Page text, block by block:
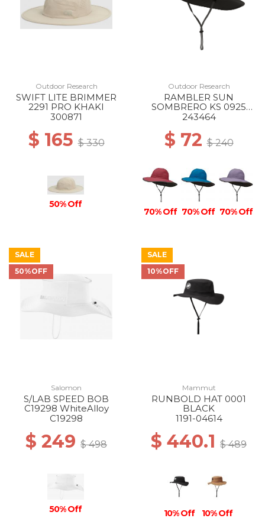
Outdoor Research
SWIFT LITE BRIMMER
2291 PRO KHAKI
300871
$ 165$ 330
50% Off
Outdoor Research
RAMBLER SUN
SOMBRERO KS 0925
CLAY
243464
$ 72$ 240
70% Off 70% Off 70% Off
SALE
50%OFF
Salomon
S/LAB SPEED BOB
C19298 WhiteAlloy
C19298
$ 249 $ 498
50% Off
SALE
10%OFF
Mammut
RUNBOLD HAT 0001
BLACK
1191-04614
$ 440.1 $ 489
10% Off 10% Off